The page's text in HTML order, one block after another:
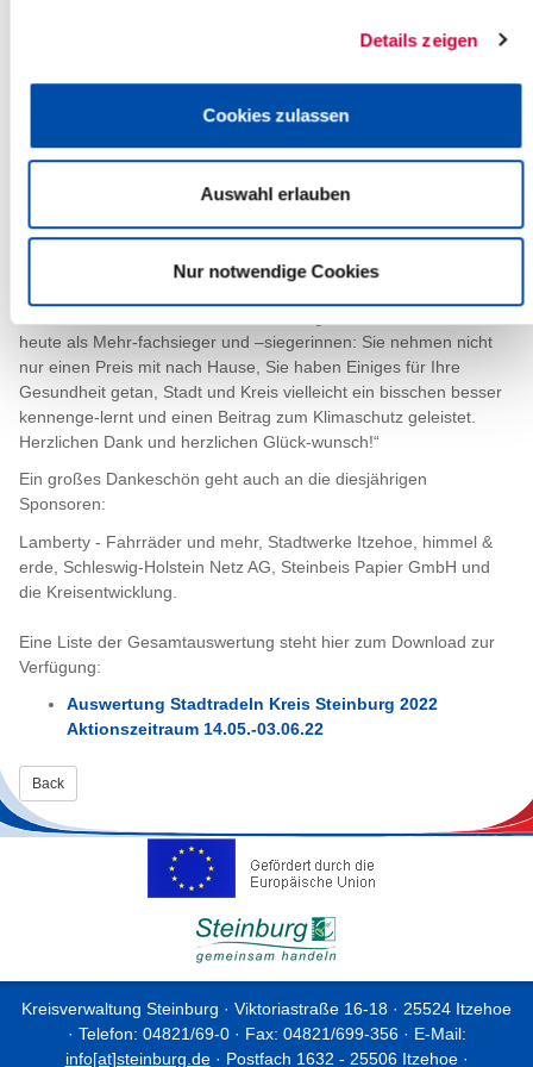
Details zeigen
Cookies zulassen
Auswahl erlauben
Nur notwendige Cookies
Brokdorf-Team mit 30.863,6 Fahrrad-kilometern und 4,8
Auch Silber geht in die Wilstermarsch: Für die Gemeinde
St. Margarethen haben 69 Rad-lerInnen 19.510,0
Fahrradkilometer geleistet. Das sind 3 Tonnen CO2-
Bronze geht an die Gemeinde Oelixdorf an ein 32-köpfiges
Tonnen CO2 eingespart hat.
„Das ist eine tolle Leistung, auf die Sie alle stolz sein können“,
betonen Steinburgs Klima-schutzmanagerin Sandra Ludwigh und
heute als Mehr-fachsieger und –siegerinnen: Sie nehmen nicht
nur einen Preis mit nach Hause, Sie haben Einiges für Ihre
Gesundheit getan, Stadt und Kreis vielleicht ein bisschen besser
kennenge-lernt und einen Beitrag zum Klimaschutz geleistet.
Herzlichen Dank und herzlichen Glück-wunsch!“
Ein großes Dankeschön geht auch an die diesjährigen
Sponsoren:
Lamberty - Fahrräder und mehr, Stadtwerke Itzehoe, himmel &
erde, Schleswig-Holstein Netz AG, Steinbeis Papier GmbH und
die Kreisentwicklung.
Eine Liste der Gesamtauswertung steht hier zum Download zur
Verfügung:
Auswertung Stadtradeln Kreis Steinburg 2022
Aktionszeitraum 14.05.-03.06.22
Back
Kreisverwaltung Steinburg · Viktoriastraße 16-18 · 25524 Itzehoe
· Telefon: 04821/69-0 · Fax: 04821/699-356 · E-Mail:
info[at]steinburg.de· Postfach 1632 - 25506 Itzehoe ·